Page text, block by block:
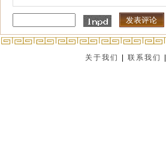
关于我们 |联系我们